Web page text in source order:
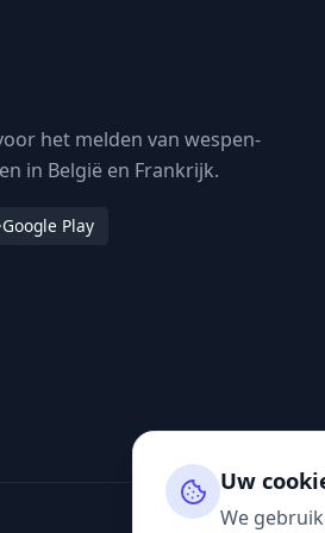
het melden van wespen-
in België en Frankrijk.
Google Play
Uw
We